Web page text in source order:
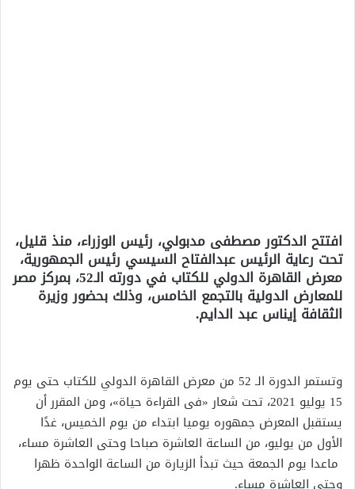
افتتح الدكتور مصطفى مدبولي، رئيس الوزراء، منذ قليل،
تحت رعاية الرئيس عبدالفتاح السيسي رئيس الجمهورية،
معرض القاهرة الدولي للكتاب في دورته الـ52، بمركز مصر
للمعارض الدولية بالتجمع الخامس، وذلك بحضور وزيرة
الثقافة إيناس عبد الدايم.
وتستمر الدورة الـ 52 من معرض القاهرة الدولي للكتاب حتى يوم
15 يوليو 2021، تحت شعار «فى القراءة حياة»، ومن المقرر أن
يستقبل المعرض جمهوره يوميا ابتداء من يوم الخميس، غدًا
الأول من يوليو، من الساعة العاشرة صباحا وحتى العاشرة مساء،
ماعدا يوم الجمعة حيث تبدأ الزيارة من الساعة الواحدة ظهرا
وحتى العاشرة مساء.